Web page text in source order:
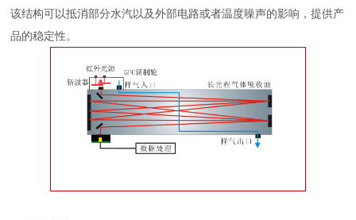
该结构可以抵消部分水汽以及外部电路或者温度噪声的影响，提供产
品的稳定性。